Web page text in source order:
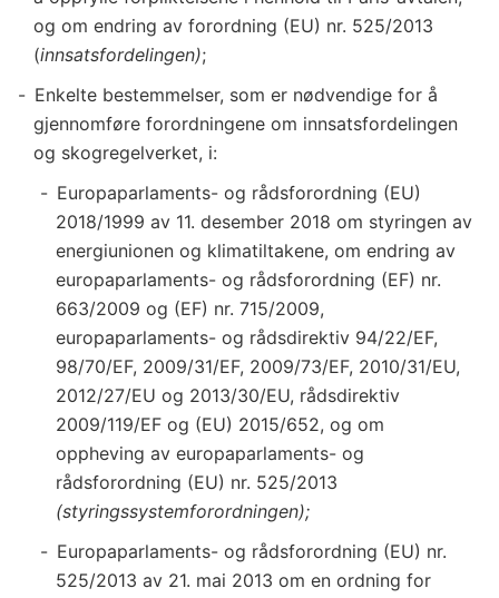
og om endring av forordning (EU) nr. 525/2013
(innsatsfordelingen);
Enkelte bestemmelser, som er nødvendige for å
gjennomføre forordningene om innsatsfordelingen
og skogregelverket, i:
Europaparlaments- og rådsforordning (EU)
2018/1999 av 11. desember 2018 om styringen av
energiunionen og klimatiltakene, om endring av
europaparlaments- og rådsforordning (EF) nr.
663/2009 og (EF) nr. 715/2009,
europaparlaments- og rådsdirektiv 94/22/EF,
98/70/EF, 2009/31/EF, 2009/73/EF, 2010/31/EU,
2012/27/EU og 2013/30/EU, rådsdirektiv
2009/119/EF og (EU) 2015/652, og om
oppheving av europaparlaments- og
rådsforordning (EU) nr. 525/2013
(styringssystemforordningen);
Europaparlaments- og rådsforordning (EU) nr.
525/2013 av 21. mai 2013 om en ordning for